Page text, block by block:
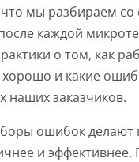
мы разбираем со
каждой
о том, как
хорошо и какие
наших заказчиков.
ошибок делают
и эффективнее.